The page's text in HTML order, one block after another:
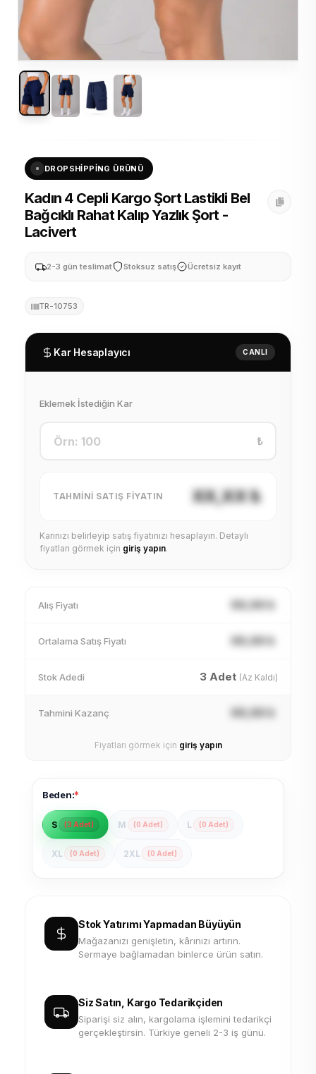
DROPSHIPPING ÜRÜNÜ
Kadın 4 Cepli Kargo Şort Lastikli Bel
Bağcıklı Rahat Kalıp Yazlık Şort -
Lacivert
2-3 gün teslimat Stoksuz satış Ücretsiz kayıt
TR-10753
Kar Hesaplayıcı CANLI
Eklemek İstediğin Kar
₺
TAHMINI SATIŞ FIYATIN XX,XX ₺
Karınızı belirleyip satış fiyatınızı hesaplayın. Detaylı
fiyatları görmek için giriş yapın.
Alış Fiyatı XX,XX ₺
Ortalama Satış Fiyatı XX,XX ₺
Stok Adedi 3 Adet (Az Kaldı)
Tahmini Kazanç XX,XX ₺
Fiyatları görmek için giriş yapın
Beden:*
S (3 Adet) M (0 Adet) L (0 Adet)
XL (0 Adet) 2XL (0 Adet)
Stok Yatırımı Yapmadan Büyüyün
Mağazanızı genişletin, kârınızı artırın.
Sermaye bağlamadan binlerce ürün satın.
Siz Satın, Kargo Tedarikçiden
Siparişi siz alın, kargolama işlemini tedarikçi
gerçekleştirsin. Türkiye geneli 2-3 iş günü.